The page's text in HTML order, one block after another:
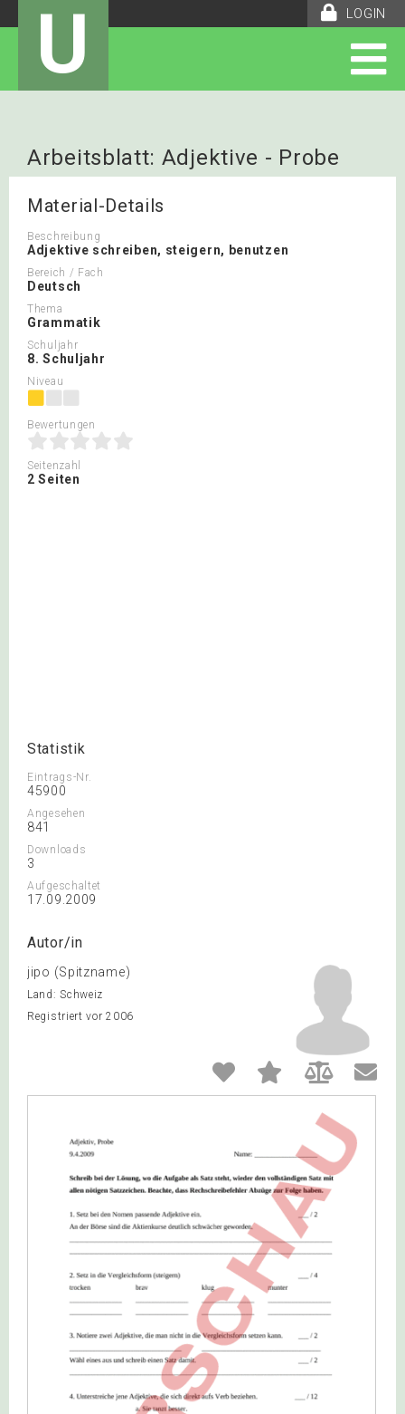
LOGIN
U
Arbeitsblatt: Adjektive - Probe
Material-Details
Beschreibung
Adjektive schreiben, steigern, benutzen
Bereich / Fach
Deutsch
Thema
Grammatik
Schuljahr
8. Schuljahr
Niveau
Bewertungen
Seitenzahl
2 Seiten
Statistik
Eintrags-Nr.
45900
Angesehen
841
Downloads
3
Aufgeschaltet
17.09.2009
Autor/in
jipo (Spitzname)
Land: Schweiz
Registriert vor 2006